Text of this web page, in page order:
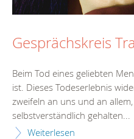
Gesprächskreis
Beim Tod eines geliebten
ist. Dieses Todeserlebnis
zweifeln an uns und an
selbstverständlich gehalten...
Weiterlesen